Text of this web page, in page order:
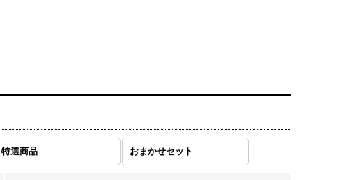
特選商品 おまかせセット